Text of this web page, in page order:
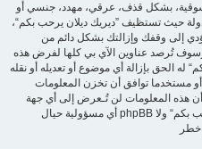
سوقية، بشكل قذف، عرقي، مهدد، جنسي أو
حيث تستظيف ”ديريك ديلان يرحب بكم“،
إلى وقفك وإزالتك بشكل دائم من
وسوف تُرصد عناوين الآي بي كلها لفرض هذه
له الحق بإزالة أي موضوع أو تعديله أو نقله
مستخدما توافق أن تخزن المعلومات
أن هذه المعلومات لن تُـعرض إلى أي جهة
ثالثة دون علمك، لن يتحمل ”ديريك ديلان يرحب بكم“ ولا phpBB أي مسؤولية حيال
خطر